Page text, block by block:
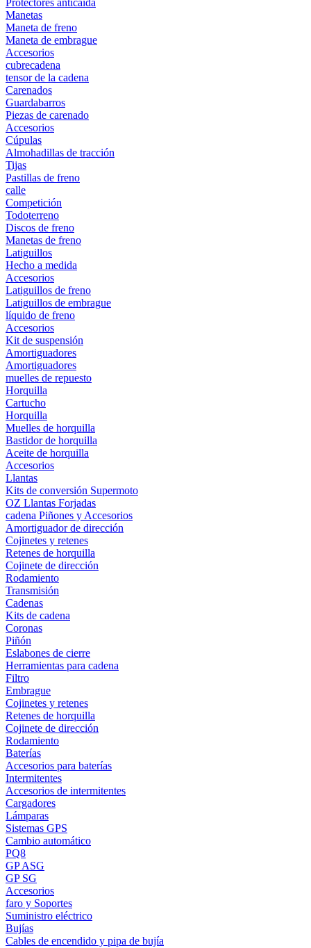
Protectores anticaída
Manetas
Maneta de freno
Maneta de embrague
Accesorios
cubrecadena
tensor de la cadena
Carenados
Guardabarros
Piezas de carenado
Accesorios
Cúpulas
Almohadillas de tracción
Tijas
Pastillas de freno
calle
Competición
Todoterreno
Discos de freno
Manetas de freno
Latiguillos
Hecho a medida
Accesorios
Latiguillos de freno
Latiguillos de embrague
líquido de freno
Accesorios
Kit de suspensión
Amortiguadores
Amortiguadores
muelles de repuesto
Horquilla
Cartucho
Horquilla
Muelles de horquilla
Bastidor de horquilla
Aceite de horquilla
Accesorios
Llantas
Kits de conversión Supermoto
OZ Llantas Forjadas
cadena Piñones y Accesorios
Amortiguador de dirección
Cojinetes y retenes
Retenes de horquilla
Cojinete de dirección
Rodamiento
Transmisión
Cadenas
Kits de cadena
Coronas
Piñón
Eslabones de cierre
Herramientas para cadena
Filtro
Embrague
Cojinetes y retenes
Retenes de horquilla
Cojinete de dirección
Rodamiento
Baterías
Accesorios para baterías
Intermitentes
Accesorios de intermitentes
Cargadores
Lámparas
Sistemas GPS
Cambio automático
PQ8
GP ASG
GP SG
Accesorios
faro y Soportes
Suministro eléctrico
Bujías
Cables de encendido y pipa de bujía